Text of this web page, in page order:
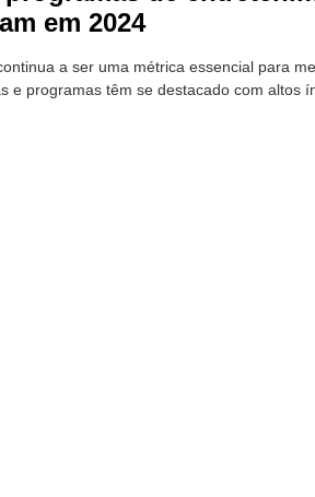
em 2024
a ser uma métrica essencial para
e programas têm se destacado com altos